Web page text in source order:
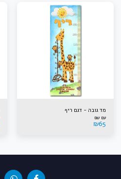
מד גובה - דגם ריף
עם שם
₪65